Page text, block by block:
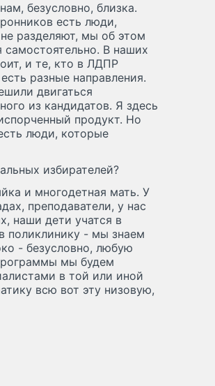
безусловно, близка.
есть люди,
разделяют, мы об этом
В наших
и те, кто в ЛДПР
разные направления.
двигаться
из кандидатов. Я здесь
продукт. Но
люди, которые
избирателей?
и многодетная мать. У
преподаватели, у нас
наши дети учатся в
поликлинику - мы знаем
- безусловно, любую
мы будем
в той или иной
всю вот эту низовую,